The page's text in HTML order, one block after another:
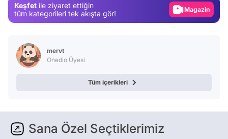
Keşfet ile ziyaret ettiğin
tüm kategorileri tek akışta gör!
Magazin
mervt
Onedio Üyesi
Tüm içerikleri
Sana Özel Seçtiklerimiz